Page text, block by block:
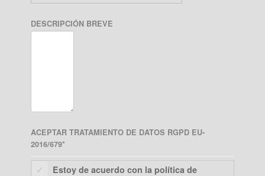
DESCRIPCIÓN BREVE
ACEPTAR TRATAMIENTO DE DATOS RGPD EU-
2016/679*
Estoy de acuerdo con la política de